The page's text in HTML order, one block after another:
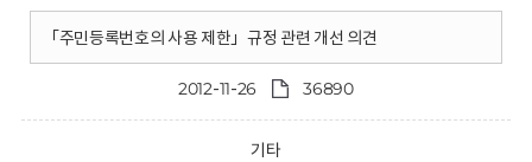
「주민등록번호의 사용 제한」규정 관련 개선 의견
2012-11-26 36890
기타